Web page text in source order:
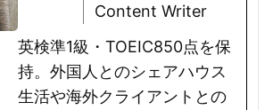
Content Writer
英検準1級・TOEIC850点を保
持。外国人とのシェアハウス
生活や海外クライアントとの